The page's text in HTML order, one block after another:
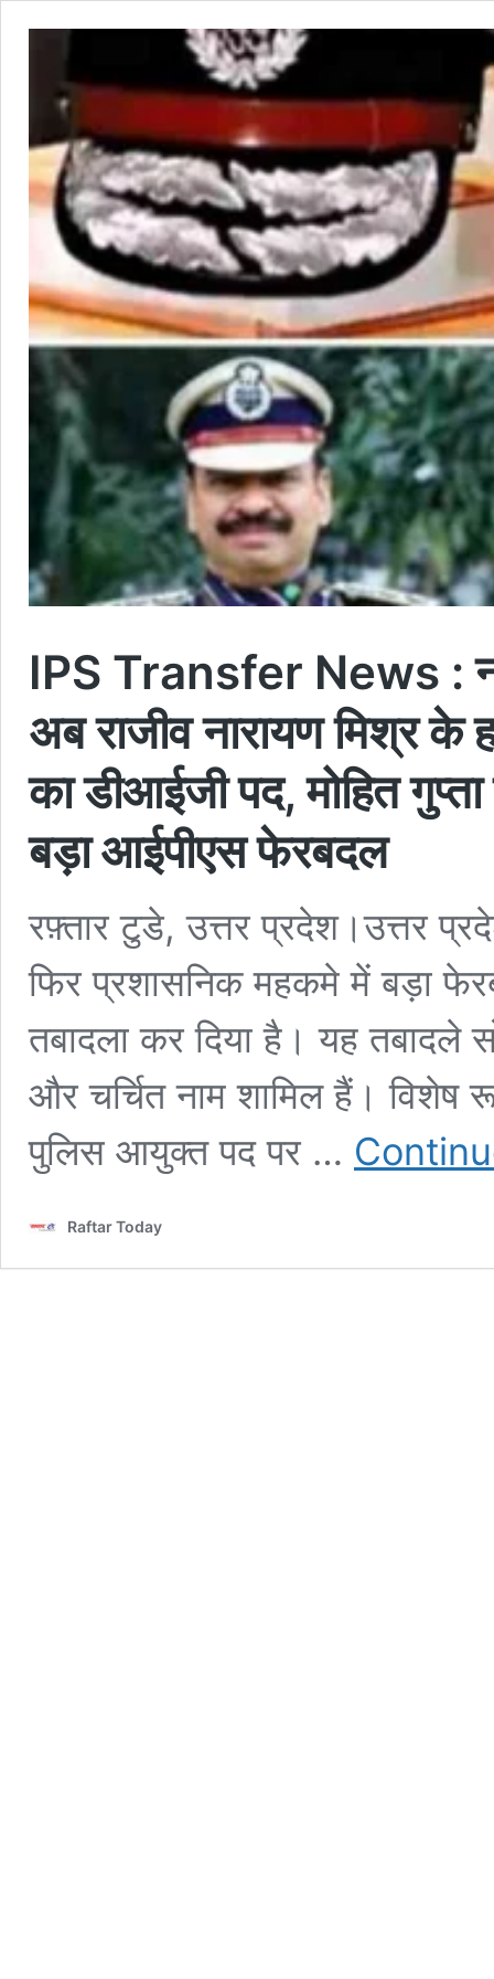
IPS Transfer News :
अब राजीव नारायण मिश्र के
का डीआईजी पद, मोहित
बड़ा आईपीएस फेरबदल
रफ़्तार टुडे, उत्तर प्रदेश।उत्तर
फिर प्रशासनिक महकमे में बड़ा
तबादला कर दिया है। यह तबादले
और चर्चित नाम शामिल हैं। विशेष
पुलिस आयुक्त पद पर …
Raftar Today